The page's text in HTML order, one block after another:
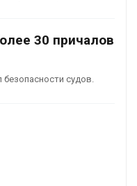
30 причалов
судов.